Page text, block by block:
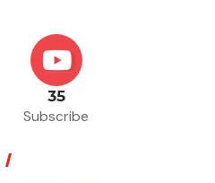
35
Subscribe